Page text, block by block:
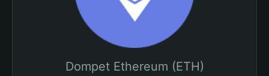
Dompet Ethereum (ETH)